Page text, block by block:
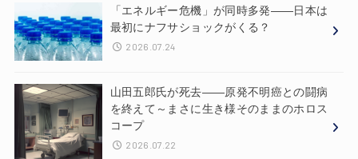
「エネルギー危機」が同時多発——日本は
最初にナフサショックがくる？
2026.07.24
山田五郎氏が死去——原発不明癌との闘病
を終えて～まさに生き様そのままのホロス
コープ
2026.07.22